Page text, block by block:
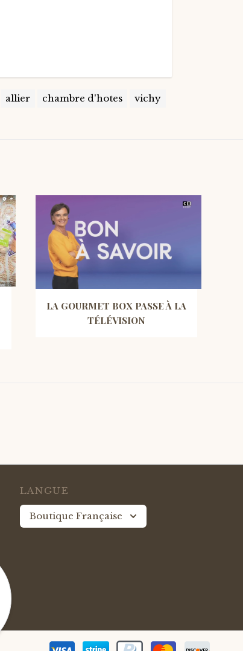
allier chambre d'hotes vichy
LA GOURMET BOX PASSE À LA
TÉLÉVISION
LANGUE
Boutique Française